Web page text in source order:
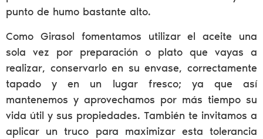
punto de humo bastante alto.
Como Girasol fomentamos utilizar el aceite una
sola vez por preparación o plato que vayas a
realizar, conservarlo en su envase, correctamente
tapado y en un lugar fresco; ya que así
mantenemos y aprovechamos por más tiempo su
vida útil y sus propiedades. También te invitamos a
aplicar un truco para maximizar esta tolerancia